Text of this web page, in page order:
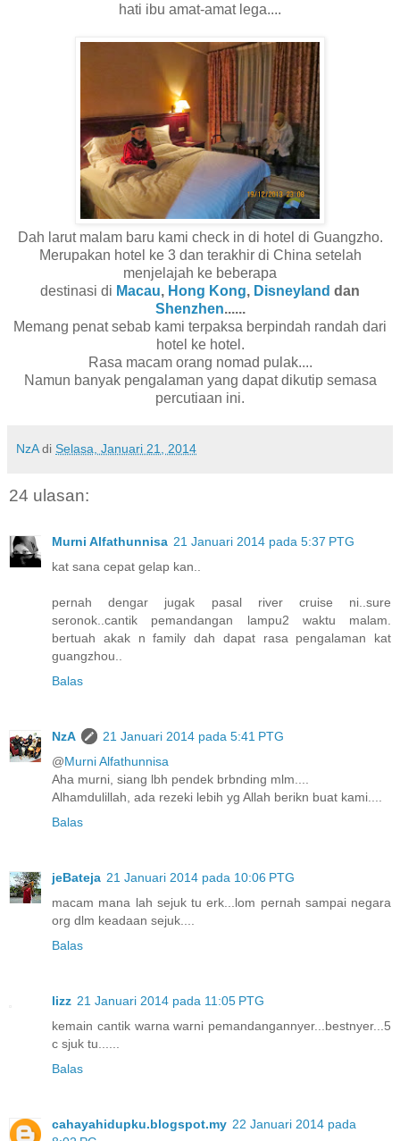
hati ibu amat-amat lega....
Dah larut malam baru kami check in di hotel di Guangzho.
Merupakan hotel ke 3 dan terakhir di China setelah
menjelajah ke beberapa
destinasi di Macau, Hong Kong, Disneyland dan
Shenzhen......
Memang penat sebab kami terpaksa berpindah randah dari
hotel ke hotel.
Rasa macam orang nomad pulak....
Namun banyak pengalaman yang dapat dikutip semasa
percutiaan ini.
NzA di Selasa, Januari 21, 2014
24 ulasan:
Murni Alfathunnisa 21 Januari 2014 pada 5:37 PTG
kat sana cepat gelap kan..
pernah dengar jugak pasal river cruise ni..sure
seronok..cantik pemandangan lampu2 waktu malam.
bertuah akak n family dah dapat rasa pengalaman kat
guangzhou..
Balas
NzA
21 Januari 2014 pada 5:41 PTG
@Murni Alfathunnisa
Aha murni, siang lbh pendek brbnding mlm....
Alhamdulillah, ada rezeki lebih yg Allah berikn buat kami....
Balas
jeBateja 21 Januari 2014 pada 10:06 PTG
macam mana lah sejuk tu erk...lom pernah sampai negara
org dlm keadaan sejuk....
Balas
lizz 21 Januari 2014 pada 11:05 PTG
kemain cantik warna warni pemandangannyer...bestnyer...5
c sjuk tu......
Balas
cahayahidupku.blogspot.my 22 Januari 2014 pada